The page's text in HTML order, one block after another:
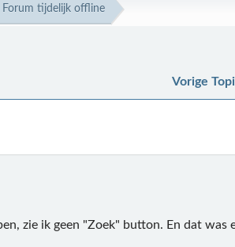
Forum tijdelijk offline
Vorige
zie ik geen "Zoek" button. En dat was